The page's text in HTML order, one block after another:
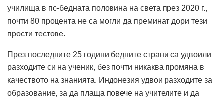
училища в по-бедната половина на света през 2020 г.,
почти 80 процента не са могли да преминат дори тези
прости тестове.
През последните 25 години бедните страни са удвоили
разходите си на ученик, без почти никаква промяна в
качеството на знанията. Индонезия удвои разходите за
образование, за да плаща повече на учителите и да